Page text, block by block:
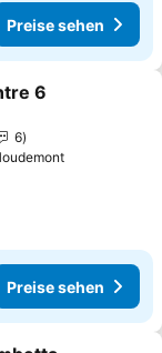
Preise sehen
hinzufügen
6
6
Preise sehen